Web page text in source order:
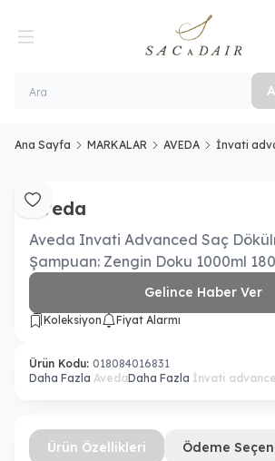
Ana Sayfa MARKALAR AVEDA İnvati
Favoriye Ekle
Aveda
Aveda Invati Advanced Saç
Şampuan: Zengin Doku 1000ml
Gelince Haber Ver
Koleksiyon Fiyat Alarmı
Ürün Kodu: 018084016831
Daha Fazla AvedaDaha Fazla İnvati
Ürün Özellikleri Ödeme